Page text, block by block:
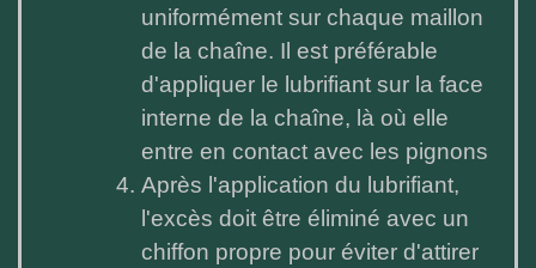
uniformément sur chaque maillon
de la chaîne. Il est préférable
d'appliquer le lubrifiant sur la face
interne de la chaîne, là où elle
entre en contact avec les pignons
Après l'application du lubrifiant,
l'excès doit être éliminé avec un
chiffon propre pour éviter d'attirer